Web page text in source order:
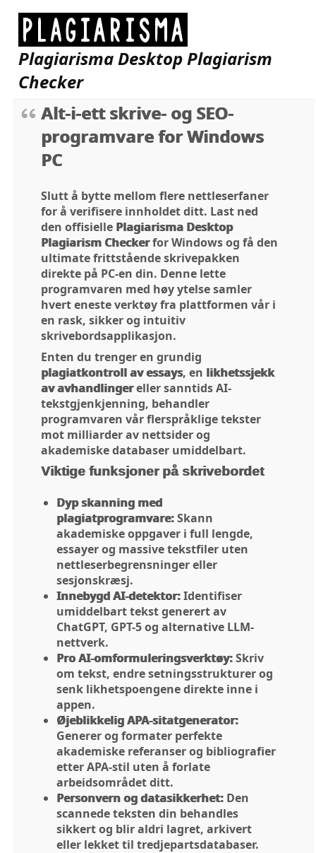
Plagiarisma Desktop Plagiarism
Checker
Alt-i-ett skrive- og SEO-
programvare for Windows
PC
Slutt å bytte mellom flere nettleserfaner
for å verifisere innholdet ditt. Last ned
den offisielle Plagiarisma Desktop
Plagiarism Checkerfor Windows og få den
ultimate frittstående skrivepakken
direkte på PC-en din. Denne lette
programvaren med høy ytelse samler
hvert eneste verktøy fra plattformen vår i
en rask, sikker og intuitiv
skrivebordsapplikasjon.
Enten du trenger en grundig
plagiatkontroll av essays, en likhetssjekk
av avhandlingereller sanntids AI-
tekstgjenkjenning, behandler
programvaren vår flerspråklige tekster
mot milliarder av nettsider og
akademiske databaser umiddelbart.
Viktige funksjoner på skrivebordet
Dyp skanning med
plagiatprogramvare:Skann
akademiske oppgaver i full lengde,
essayer og massive tekstfiler uten
nettleserbegrensninger eller
sesjonskræsj.
Innebygd AI-detektor:Identifiser
umiddelbart tekst generert av
ChatGPT, GPT-5 og alternative LLM-
nettverk.
Pro AI-omformuleringsverktøy:Skriv
om tekst, endre setningsstrukturer og
senk likhetspoengene direkte inne i
appen.
Øjeblikkelig APA-sitatgenerator:
Generer og formater perfekte
akademiske referanser og bibliografier
etter APA-stil uten å forlate
arbeidsområdet ditt.
Personvern og datasikkerhet: Den
scannede teksten din behandles
sikkert og blir aldri lagret, arkivert
eller lekket til tredjepartsdatabaser.